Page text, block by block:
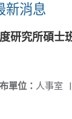
新消息
研究所碩士
單位： 人事室 |